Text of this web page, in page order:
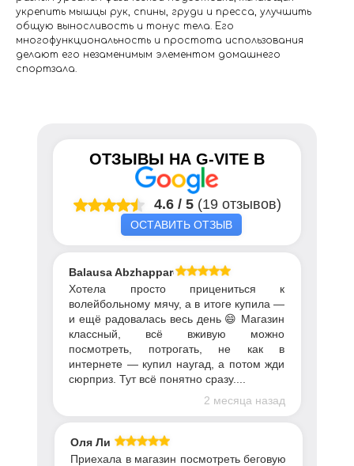
укрепить мышцы рук, спины, груди и пресса, улучшить
общую выносливость и тонус тела. Его
многофункциональность и простота использования
делают его незаменимым элементом домашнего
спортзала.
ОТЗЫВЫ НА G-VITE В
4.6 / 5 (19 отзывов)
ОСТАВИТЬ ОТЗЫВ
Balausa Abzhapparova
Хотела просто прицениться к
волейбольному мячу, а в итоге купила —
и ещё радовалась весь день 😄 Магазин
классный, всё вживую можно
посмотреть, потрогать, не как в
интернете — купил наугад, а потом жди
сюрприз. Тут всё понятно сразу....
2 месяца назад
Оля Ли
Приехала в магазин посмотреть беговую